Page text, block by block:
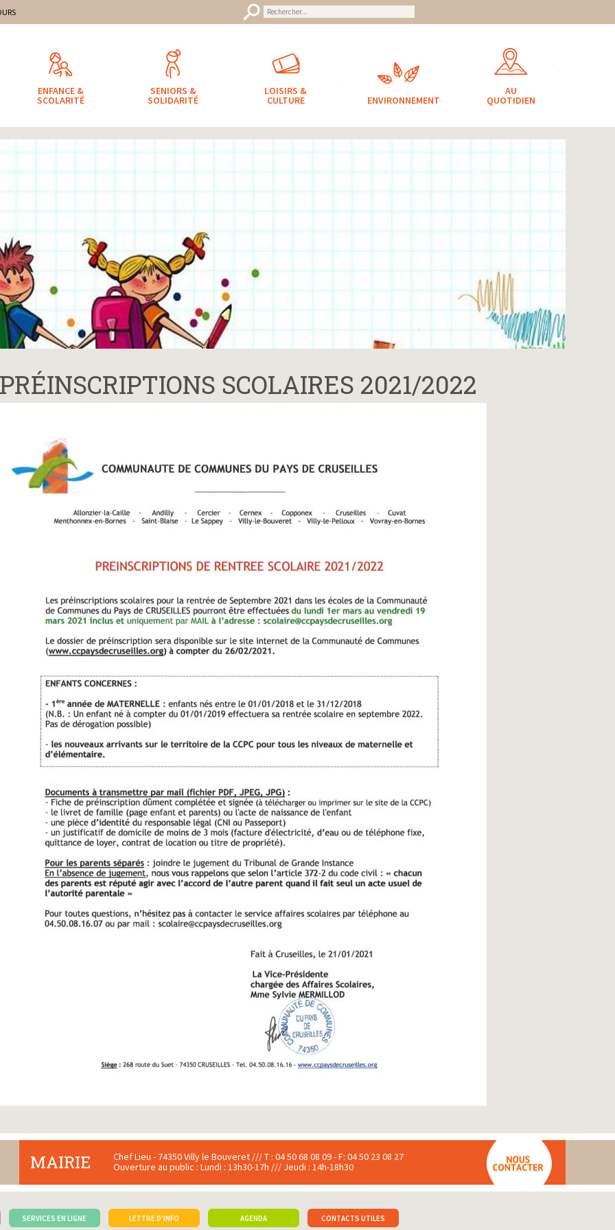
ENFANCE &
SCOLARITÉ
SENIORS &
SOLIDARITÉ
LOISIRS &
CULTURE ENVIRONNEMENT
AU
QUOTIDIEN
PRÉINSCRIPTIONS SCOLAIRES 2021/2022
MAIRIE
Chef Lieu - 74350 Villy le Bouveret /// T : 04 50 68 08 09 - F: 04 50 23 08 27
Ouverture au public : Lundi : 13h30-17h /// Jeudi : 14h-18h30
SERVICES EN LIGNE LETTRE D'INFO AGENDA CONTACTS UTILES